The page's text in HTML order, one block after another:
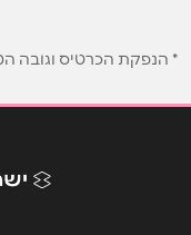
* הנפקת הכרטיס וגובה